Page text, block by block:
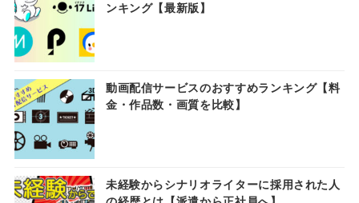
ンキング【最新版】
動画配信サービスのおすすめランキング【料
金・作品数・画質を比較】
未経験からシナリオライターに採用された人